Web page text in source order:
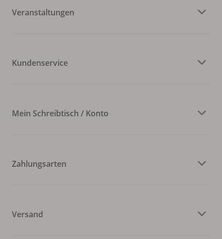
Veranstaltungen
Kundenservice
Mein Schreibtisch / Konto
Zahlungsarten
Versand